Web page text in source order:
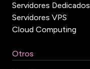
Servidores Dedicados
Servidores VPS
Cloud Computing
Otros